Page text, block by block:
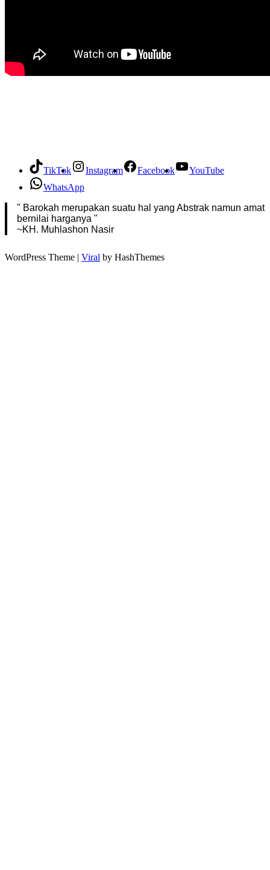
TikTok Instagram Facebook
YouTube
WhatsApp
" Barokah merupakan suatu hal yang Abstrak namun amat
bernilai harganya "
~KH. Muhlashon Nasir
WordPress Theme | Viral by HashThemes